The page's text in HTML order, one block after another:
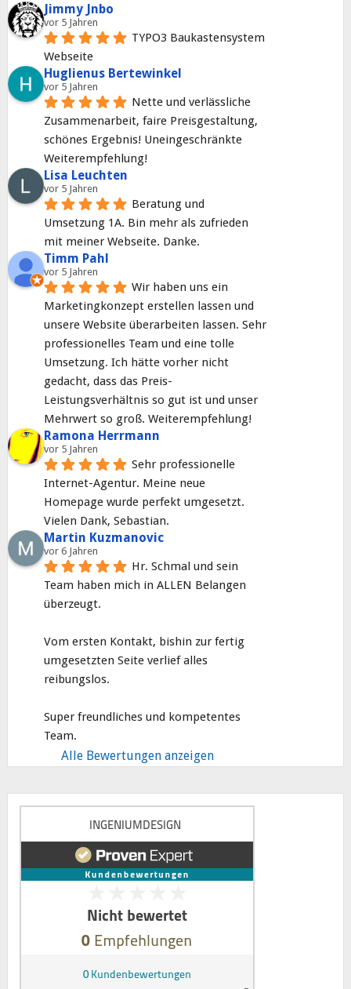
Jimmy Jnbo
vor 5 Jahren
TYPO3 Baukastensystem
Webseite
Huglienus Bertewinkel
vor 5 Jahren
Nette und verlässliche
Zusammenarbeit, faire Preisgestaltung,
schönes Ergebnis! Uneingeschränkte
Weiterempfehlung!
Lisa Leuchten
vor 5 Jahren
Beratung und
Umsetzung 1A. Bin mehr als zufrieden
mit meiner Webseite. Danke.
Timm Pahl
vor 5 Jahren
Wir haben uns ein
Marketingkonzept erstellen lassen und
unsere Website überarbeiten lassen. Sehr
professionelles Team und eine tolle
Umsetzung. Ich hätte vorher nicht
gedacht, dass das Preis-
Leistungsverhältnis so gut ist und unser
Mehrwert so groß. Weiterempfehlung!
Ramona Herrmann
vor 5 Jahren
Sehr professionelle
Internet-Agentur. Meine neue
Homepage wurde perfekt umgesetzt.
Vielen Dank, Sebastian.
Martin Kuzmanovic
vor 6 Jahren
Hr. Schmal und sein
Team haben mich in ALLEN Belangen
überzeugt.
Vom ersten Kontakt, bishin zur fertig
umgesetzten Seite verlief alles
reibungslos.
Super freundliches und kompetentes
Team.
Alle Bewertungen anzeigen